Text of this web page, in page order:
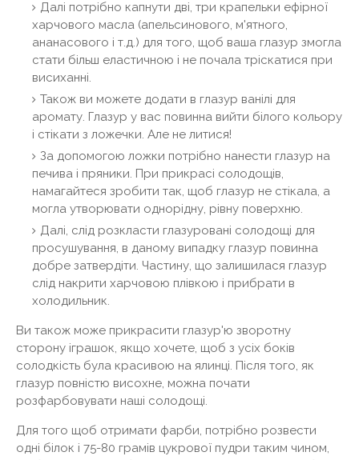
Далі потрібно капнути дві, три крапельки ефірної
харчового масла (апельсинового, м'ятного,
ананасового і т.д.) для того, щоб ваша глазур змогла
стати більш еластичною і не почала тріскатися при
висиханні.
Також ви можете додати в глазур ванілі для
аромату. Глазур у вас повинна вийти білого кольору
і стікати з ложечки. Але не литися!
За допомогою ложки потрібно нанести глазур на
печива і пряники. При прикрасі солодощів,
намагайтеся зробити так, щоб глазур не стікала, а
могла утворювати однорідну, рівну поверхню.
Далі, слід розкласти глазуровані солодощі для
просушування, в даному випадку глазур повинна
добре затвердіти. Частину, що залишилася глазур
слід накрити харчовою плівкою і прибрати в
холодильник.
Ви також може прикрасити глазур'ю зворотну
сторону іграшок, якщо хочете, щоб з усіх боків
солодкість була красивою на ялинці. Після того, як
глазур повністю висохне, можна почати
розфарбовувати наші солодощі.
Для того щоб отримати фарби, потрібно розвести
одні білок і 75-80 грамів цукрової пудри таким чином,